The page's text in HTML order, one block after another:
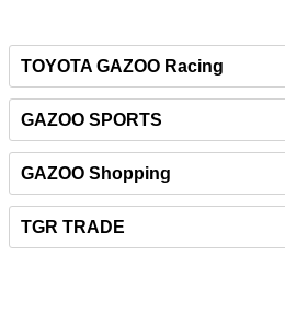
TOYOTA GAZOO Racing
GAZOO SPORTS
GAZOO Shopping
TGR TRADE